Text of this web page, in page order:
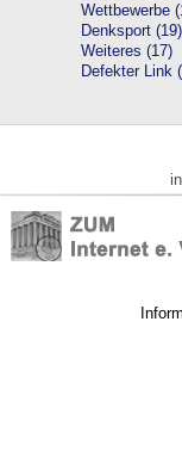
Wettbewerbe
Denksport (19)
Weiteres (17)
Defekter Link